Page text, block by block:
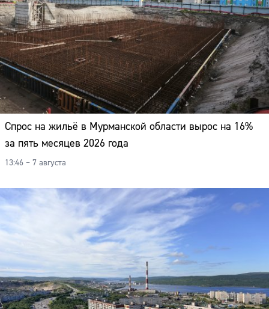
Спрос на жильё в Мурманской области вырос на 16%
за пять месяцев 2026 года
13:46 – 7 августа
Адрес:
Телефон: